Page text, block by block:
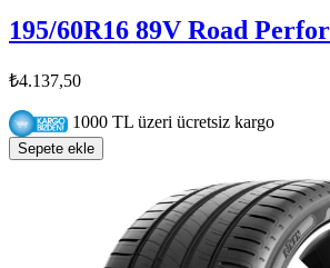
195/60R16 89V Road
₺4.137,50
1000 TL üzeri ücretsiz kargo
Sepete ekle